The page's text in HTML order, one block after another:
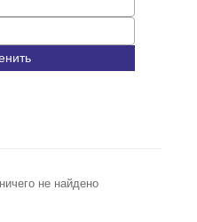
не найдено